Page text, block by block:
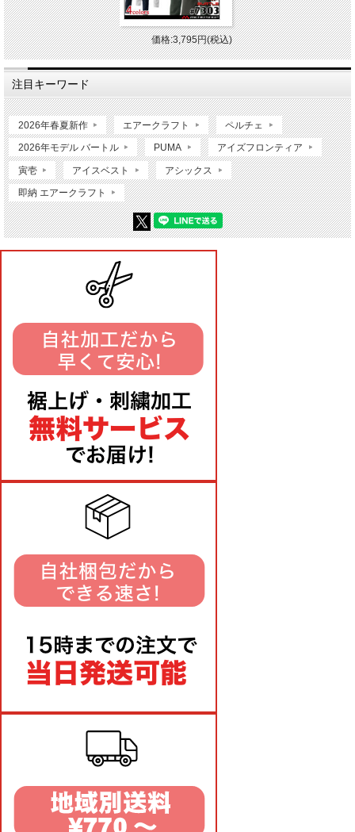
価格:3,795円(税込)
注目キーワード
2026年春夏新作 エアークラフト ペルチェ
2026年モデル バートル PUMA アイズフロンティア
寅壱 アイスベスト アシックス
即納 エアークラフト